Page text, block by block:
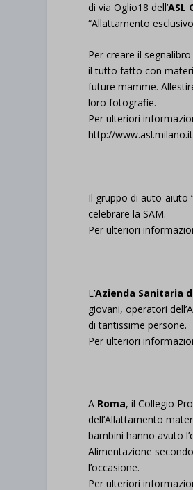
di via Oglio18 dell’ASL
“Allattamento
Per creare il
il tutto fatto con
future mamme.
loro fotografie.
Per ulteriori
http://
Il gruppo di auto-aiuto
celebrare la SAM.
Per ulteriori
L’Azienda Sanitaria
giovani, operatori
di tantissime persone.
Per ulteriori
A Roma, il Collegio
dell’Allattamento
bambini hanno avuto
Alimentazione
l’occasione.
Per ulteriori